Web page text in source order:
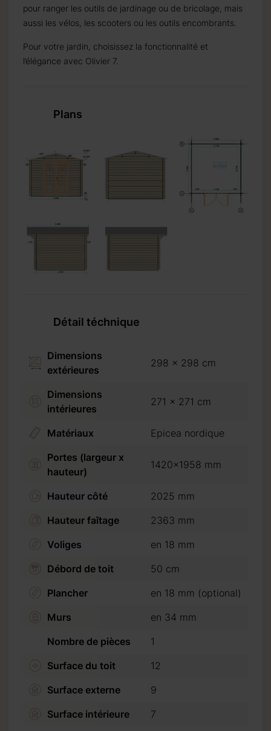
pour ranger les outils de jardinage ou de bricolage, mais
aussi les vélos, les scooters ou les outils encombrants.
Pour votre jardin, choisissez la fonctionnalité et
l’élégance avec Olivier 7.
Plans
Détail téchnique
Dimensions
extérieures
298 x 298 cm
Dimensions
intérieures
271 x 271 cm
Matériaux
Epicea nordique
Portes (largeur x
hauteur)
1420x1958 mm
Hauteur côté
2025 mm
Hauteur faîtage
2363 mm
Voliges
en 18 mm
Débord de toit
50 cm
Plancher
en 18 mm (optional)
Murs
en 34 mm
Nombre de pièces
1
Surface du toit
12
Surface externe
9
Surface intérieure
7
peut être
Veuillez